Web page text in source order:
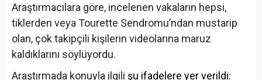
Araştırmacılara göre, incelenen vakaların hepsi,
tiklerden veya Tourette Sendromu’ndan mustarip
olan, çok takipçili kişilerin videolarına maruz
kaldıklarını söylüyordu.
Araştırmada konuyla ilgili şu ifadelere yer verildi: